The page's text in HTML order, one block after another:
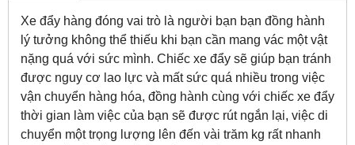
Xe đẩy hàng đóng vai trò là người bạn bạn đồng hành
lý tưởng không thể thiếu khi bạn cần mang vác một vật
nặng quá với sức mình. Chiếc xe đẩy sẽ giúp bạn tránh
được nguy cơ lao lực và mất sức quá nhiều trong việc
vận chuyển hàng hóa, đồng hành cùng với chiếc xe đẩy
thời gian làm việc của bạn sẽ được rút ngắn lại, việc di
chuyển một trọng lượng lên đến vài trăm kg rất nhanh